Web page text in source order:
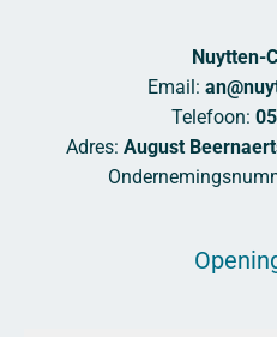
Nuytten-
Email:
Telefoon:
Adres: August